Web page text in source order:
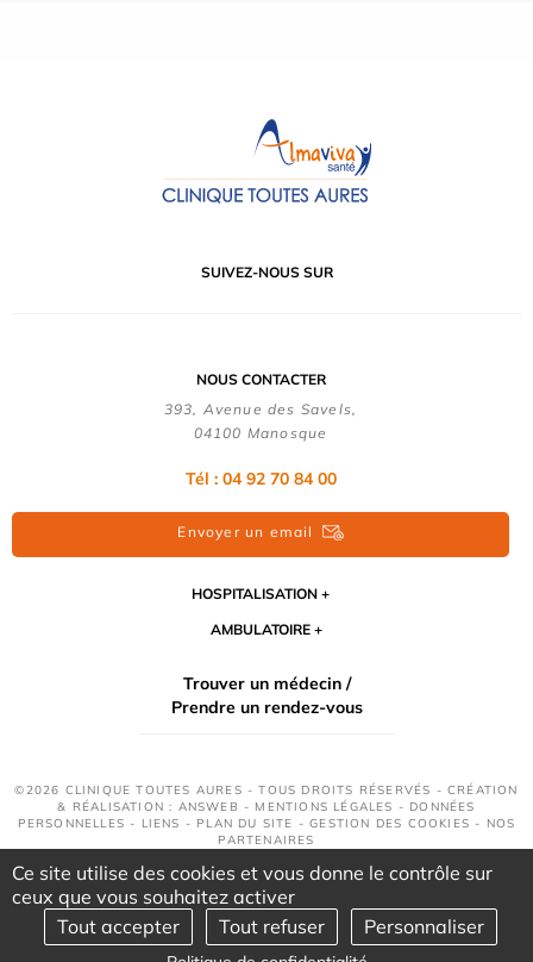
SUIVEZ-NOUS SUR
NOUS CONTACTER
393, Avenue des Savels,
04100 Manosque
Tél : 04 92 70 84 00
Envoyer un email
HOSPITALISATION
AMBULATOIRE
Trouver un médecin /
Prendre un rendez-vous
©2026 CLINIQUE TOUTES AURES - TOUS DROITS RÉSERVÉS - CRÉATION
& RÉALISATION : ANSWEB - MENTIONS LÉGALES - DONNÉES
PERSONNELLES - LIENS - PLAN DU SITE -GESTION DES COOKIES - NOS
PARTENAIRES
Ce site utilise des cookies et vous donne le contrôle sur
ceux que vous souhaitez activer
Tout accepter
Tout refuser Personnaliser